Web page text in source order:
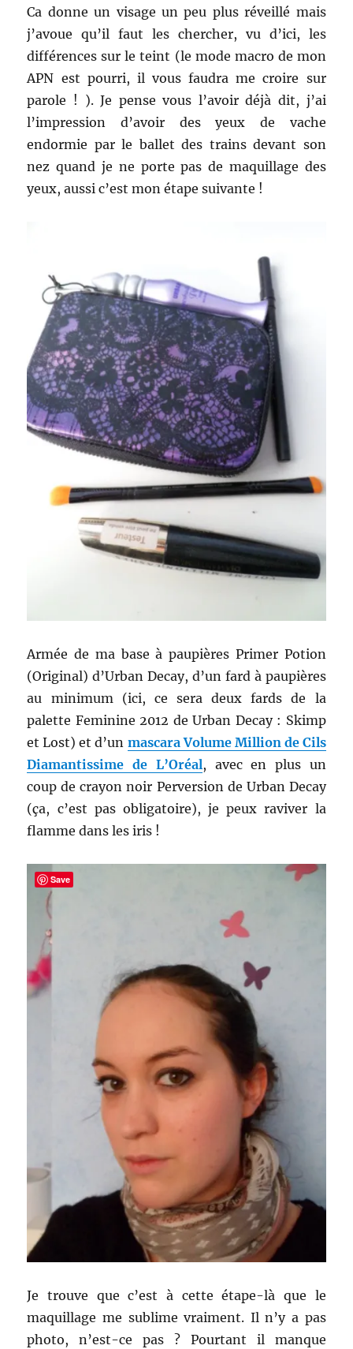
Ca donne un visage un peu plus réveillé mais
j’avoue qu’il faut les chercher, vu d’ici, les
différences sur le teint (le mode macro de mon
APN est pourri, il vous faudra me croire sur
parole ! ). Je pense vous l’avoir déjà dit, j’ai
l’impression d’avoir des yeux de vache
endormie par le ballet des trains devant son
nez quand je ne porte pas de maquillage des
yeux, aussi c’est mon étape suivante !
Armée de ma base à paupières Primer Potion
(Original) d’Urban Decay, d’un fard à paupières
au minimum (ici, ce sera deux fards de la
palette Feminine 2012 de Urban Decay : Skimp
et Lost) et d’un mascara Volume Million de Cils
Diamantissime de L’Oréal, avec en plus un
coup de crayon noir Perversion de Urban Decay
(ça, c’est pas obligatoire), je peux raviver la
flamme dans les iris !
Je trouve que c’est à cette étape-là que le
maquillage me sublime vraiment. Il n’y a pas
photo, n’est-ce pas ? Pourtant il manque
Save